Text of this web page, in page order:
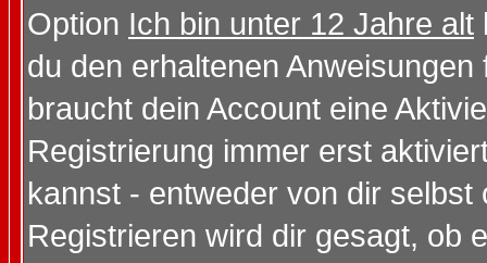
Option Ich bin unter 12 Jahre alt
du den erhaltenen
braucht dein Account eine
Registrierung immer erst
kannst - entweder von dir selbst
Registrieren wird dir gesagt, ob